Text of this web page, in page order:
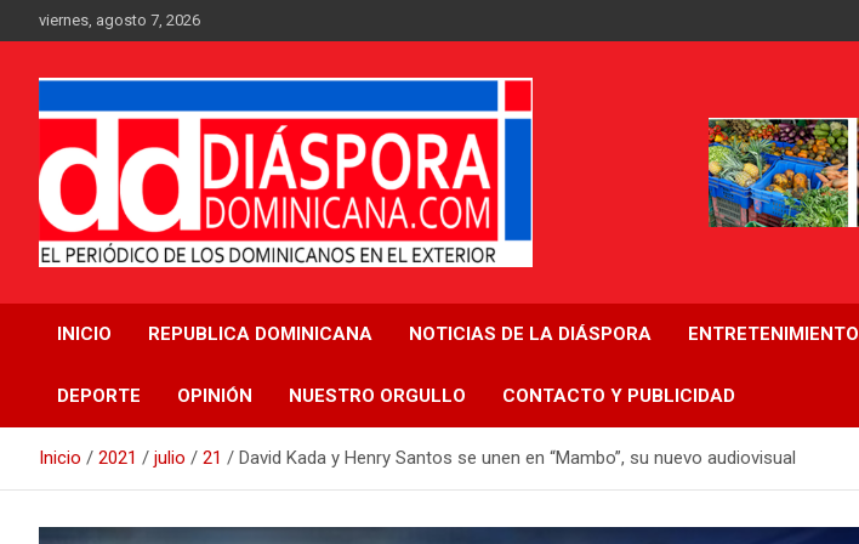
al
viernes, agosto 7, 2026
Periódico Diáspora
INICIO REPUBLICA DOMINICANA NOTICIAS DE LA DIÁSPORA ENTRETENIMIENTO
DEPORTE OPINIÓN NUESTRO ORGULLO CONTACTO Y PUBLICIDAD
Inicio 2021 julio 21 David Kada y Henry Santos se unen en “Mambo”, su nuevo audiovisual